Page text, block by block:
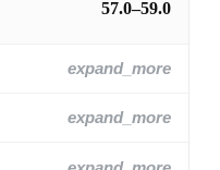
57.0–59.0
expand_more
expand_more